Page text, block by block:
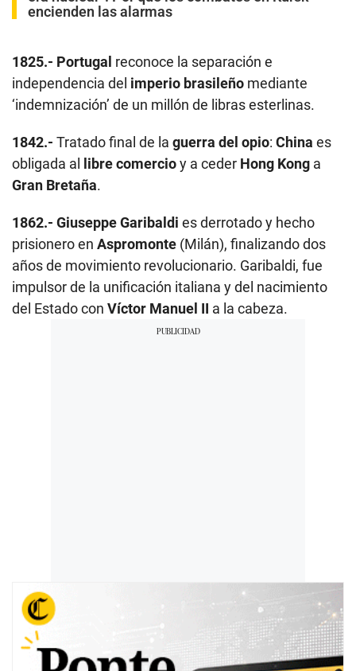
encienden las alarmas
1825.- Portugal reconoce la separación e
independencia del imperio brasileño mediante
‘indemnización’ de un millón de libras esterlinas.
1842.- Tratado final de la guerra del opio: China es
obligada al
libre comercioy a ceder Hong Kong a
Gran Bretaña.
1862.- Giuseppe Garibaldi es derrotado y hecho
prisionero en Aspromonte (Milán), finalizando dos
años de movimiento revolucionario. Garibaldi, fue
impulsor de la unificación italiana y del nacimiento
del Estado con Víctor Manuel II a la cabeza.